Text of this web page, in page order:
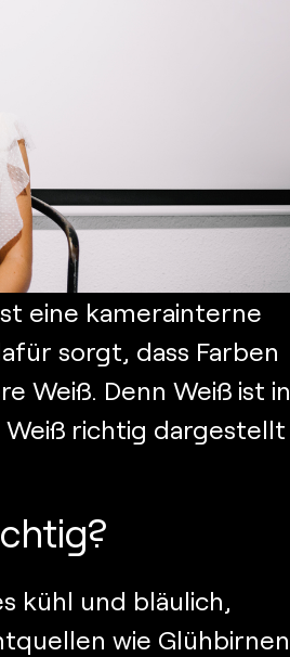
eine kamerainterne
sorgt, dass Farben
Weiß. Denn Weiß ist in
richtig dargestellt
kühl und bläulich,
wie Glühbirnen